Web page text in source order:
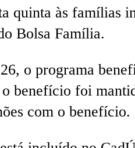
quinta às
Bolsa Família.
o programa
benefício foi
com o benefício.